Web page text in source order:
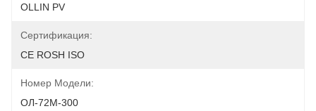
OLLIN PV
Сертификация:
CE ROSH ISO
Номер Модели:
ОЛ-72М-300